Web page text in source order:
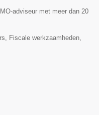
adviseur met meer dan 20
Fiscale werkzaamheden,